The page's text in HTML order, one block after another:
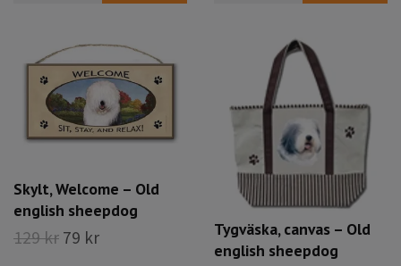
Skylt, Welcome – Old
english sheepdog
129 kr 79 kr
Tygväska, canvas – Old
english sheepdog